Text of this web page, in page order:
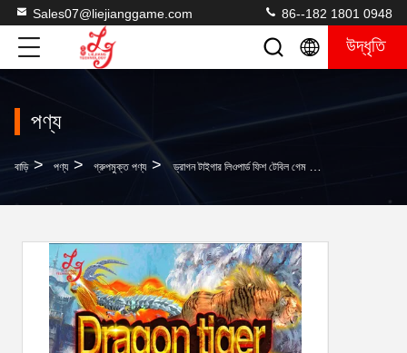
Sales07@liejianggame.com 86--182 1801 0948
উদ্ধৃতি
পণ্য
বাড়ি > পণ্য > গ্রুপমুক্ত পণ্য > ড্রাগন টাইগার লিওপার্ড ফিশ টেবিল গেম মেশিনগুলি 12 মাসের ওয়্যারেন্টি